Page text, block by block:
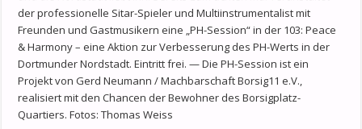
der professionelle Sitar-Spieler und Multiinstrumentalist mit
Freunden und Gastmusikern eine „PH-Session“ in der 103: Peace
& Harmony – eine Aktion zur Verbesserung des PH-Werts in der
Dortmunder Nordstadt. Eintritt frei. — Die PH-Session ist ein
Projekt von Gerd Neumann / Machbarschaft Borsig11 e.V.,
realisiert mit den Chancen der Bewohner des Borsigplatz-
Quartiers. Fotos: Thomas Weiss